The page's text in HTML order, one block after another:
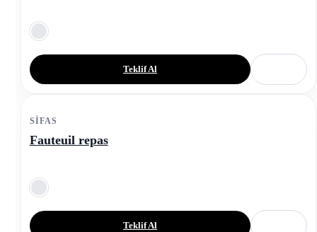
Teklif Al
SIFAS
Fauteuil repas
Teklif Al